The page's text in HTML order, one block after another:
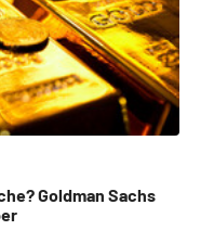
Goldman Sachs